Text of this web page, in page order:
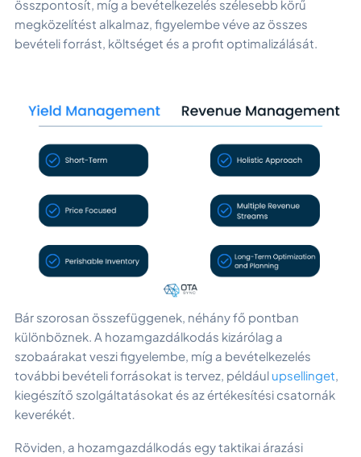
összpontosít, míg a bevételkezelés szélesebb körű
megközelítést alkalmaz, figyelembe véve az összes
bevételi forrást, költséget és a profit optimalizálását.
Bár szorosan összefüggenek, néhány fő pontban
különböznek. A hozamgazdálkodás kizárólag a
szobaárakat veszi figyelembe, míg a bevételkezelés
további bevételi forrásokat is tervez, például upsellinget,
kiegészítő szolgáltatásokat és az értékesítési csatornák
keverékét.
Röviden, a hozamgazdálkodás egy taktikai árazási